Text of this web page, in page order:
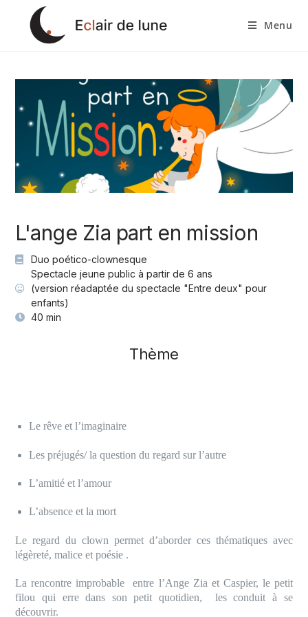
Menu
L'ange Zia part en mission
Duo poético-clownesque
Spectacle jeune public à partir de 6 ans
(version réadaptée du spectacle "Entre deux" pour
enfants)
40 min
Thème
Le rêve et l’imaginaire
Les préjugés/ la question du regard sur l’autre
L’amitié et l’amour
L’absence et la mort
Le regard du clown permet d’aborder ces thématiques avec
légèreté, malice et poésie .
La rencontre improbable entre l’Ange Zia et Caspier, le petit
filou qui erre dans son petit quotidien, les conduit à se
découvrir.